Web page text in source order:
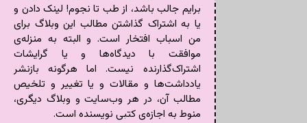
برایم جالب باشد، از طب تا نجوم! لینک دادن و
یا به اشتراک گذاشتن مطالب این وبلاگ برای
من اسباب افتخار است. و البته به منزله‌ی
موافقت با دیدگاه‌ها و یا گرایشات
اشتراک‌گذارنده نیست. اما هرگونه بازنشر
یادداشت‌ها و مقالات و یا تغییر و تلخیص
مطالب آن، در هر وب‌سایت و وبلاگ دیگری،
منوط به اجازه‌ی کتبی نویسنده است.